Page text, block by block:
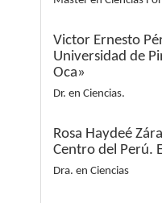
Victor Ernesto
Universidad de
Oca»
Dr. en Ciencias.
Rosa Haydeé
Centro del Perú.
Dra. en Ciencias